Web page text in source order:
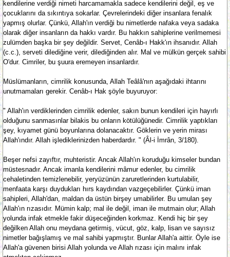
kendilerine verdiği nimeti harcamamakla sadece kendilerini değil, eş ve
çocuklarını da sıkıntıya sokarlar. Çevrelerindeki diğer insanlara fenalık
yapmış olurlar. Çünkü, Allah'ın verdiği bu nimetlerde nafaka veya sadaka
olarak diğer insanların da hakkı vardır. Bu hakkın sahiplerine verilmemesi
zulümden başka bir şey değildir. Servet, Cenâb-ı Hakk'ın ihsanıdır. Allah
(c.c.), serveti dilediğine verir, dilediğinden alır. Mal ve mülkün gerçek sahibi
O'dur. Cimriler, bu şuura eremeyen insanlardır.
Müslümanların, cimrilik konusunda, Allah Teâlâ'nın aşağıdaki ihtarını
unutmamaları gerekir. Cenâb-ı Hak şöyle buyuruyor:
" Allah'ın verdiklerinden cimrilik edenler, sakın bunun kendileri için hayırlı
olduğunu sanmasınlar bilakis bu onların kötülüğünedir. Cimrilik yaptıkları
şey, kıyamet günü boyunlarına dolanacaktır. Göklerin ve yerin mirası
Allah'ındır. Allah işlediklerinizden haberdardır. " (Âl-i İmrân, 3/180).
Beşer nefsi zayıftır, muhteristir. Ancak Allah'ın koruduğu kimseler bundan
müstesnadır. Ancak imanla kendilerini mâmur edenler, bu cimrilik
cehaletinden temizlenebilir, yeryüzünün zaruretlerinden kurtulabilir,
menfaata karşı duydukları hırs kaydından vazgeçebilirler. Çünkü iman
sahipleri, Allah'dan, maldan da üstün birşey umabilirler. Bu umulan şey
Allah'ın rızasıdır. Mümin kalp; mal ile değil, iman ile mutmain olur; Allah
yolunda infak etmekle fakir düşeceğinden korkmaz. Kendi hiç bir şey
değilken Allah onu meydana getirmiş, vücut, göz, kalp, lisan ve sayısız
nimetler bağışlamış ve mal sahibi yapmıştır. Bunlar Allah'a aittir. Öyle ise
Allah'a güvenen birisi Allah yolunda ve Allah rızası için malını infak